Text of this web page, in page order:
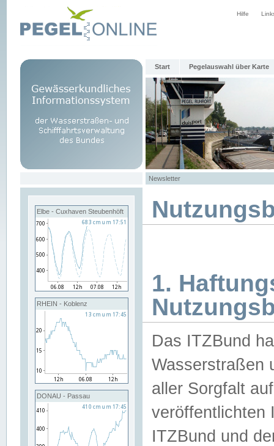
Hilfe
Start Pegelauswahl über Karte
Newsletter
Elbe - Cuxhaven Steubenhöft
RHEIN - Koblenz
DONAU - Passau
1.
Das ITZBund
Wasserstraßen
aller Sorgfalt
veröffentlichten
ITZBund und